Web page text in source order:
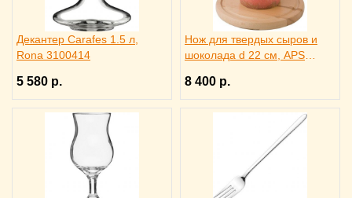
Декантер Carafes 1.5 л,
Rona 3100414
5 580 р.
Нож для твердых сыров и
шоколада d 22 см, APS
8 400 р.